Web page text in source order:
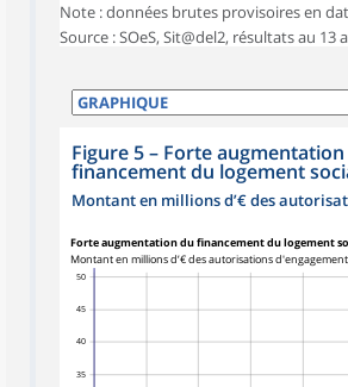
Note : données brutes provisoires en
Source : SOeS, Sit@del2, résultats au 13
Figure 5– Forte augmentation
financement du logement
Montant en millions d’€ des
Forte augmentation du financement du logement
Montant en millions d’€ des autorisations d'engagement
35
40
45
50